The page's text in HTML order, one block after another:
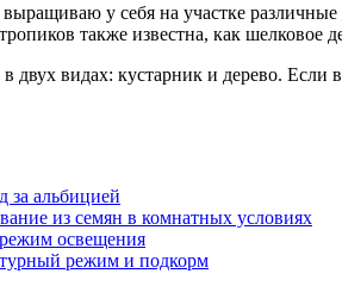
выращиваю у себя на участке
также известна, как шелковое
двух видах: кустарник и дерево. Если
за альбицией
из семян в комнатных условиях
освещения
режим и подкорм